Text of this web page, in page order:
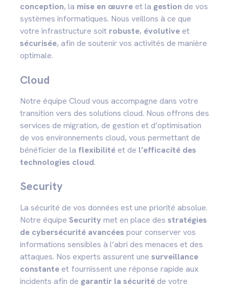
conception, la mise en œuvreet la gestion de vos
systèmes informatiques. Nous veillons à ce que
votre infrastructure soit robuste, évolutiveet
sécurisée, afin de soutenir vos activités de manière
optimale.
Cloud
Notre équipe Cloud vous accompagne dans votre
transition vers des solutions cloud. Nous offrons des
services de migration, de gestion et d’optimisation
de vos environnements cloud, vous permettant de
bénéficier de la flexibilitéet de l’efficacité des
technologies cloud.
Security
La sécurité de vos données est une priorité absolue.
Notre équipe Security met en place des stratégies
de cybersécurité avancées pour conserver vos
informations sensibles à l’abri des menaces et des
attaques. Nos experts assurent une surveillance
constanteet fournissent une réponse rapide aux
incidents afin de garantir la sécuritéde votre